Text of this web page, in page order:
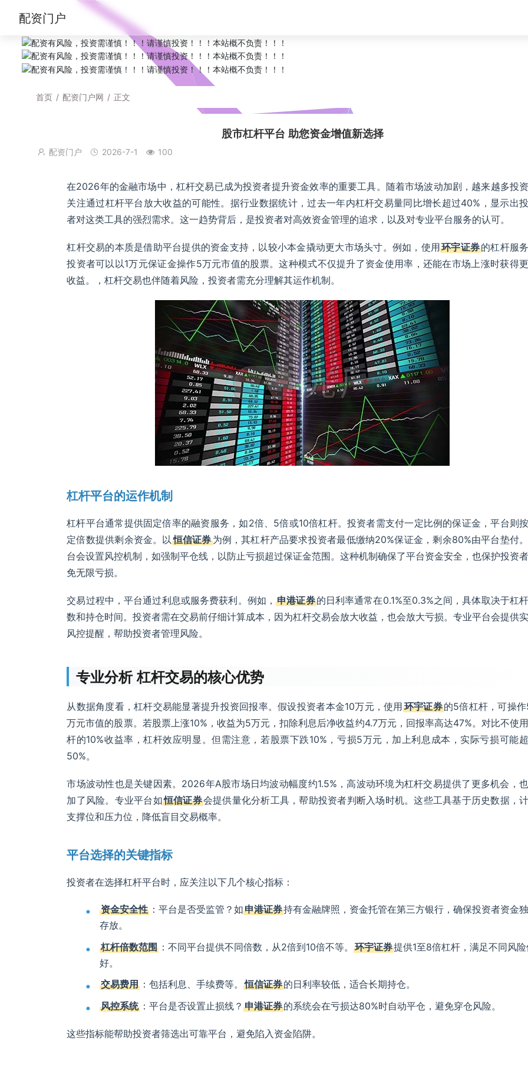
配资门户
首页 / 配资门户网 / 正文
股市杠杆平台 助您资金增值新选择
配资门户 2026-7-1 100
在2026年的金融市场中，杠杆交易已成为投资者提升资金效率的重要工具。随着市场波动加剧，越来越多投
关注通过杠杆平台放大收益的可能性。据行业数据统计，过去一年内杠杆交易量同比增长超过40%，显示出
者对这类工具的强烈需求。这一趋势背后，是投资者对高效资金管理的追求，以及对专业平台服务的认可。
杠杆交易的本质是借助平台提供的资金支持，以较小本金撬动更大市场头寸。例如，使用环宇证券的杠杆服务
投资者可以以1万元保证金操作5万元市值的股票。这种模式不仅提升了资金使用率，还能在市场上涨时获得
收益。，杠杆交易也伴随着风险，投资者需充分理解其运作机制。
杠杆平台的运作机制
杠杆平台通常提供固定倍率的融资服务，如2倍、5倍或10倍杠杆。投资者需支付一定比例的保证金，平台则
定倍数提供剩余资金。以 恒信证券为例，其杠杆产品要求投资者最低缴纳20%保证金，剩余80%由平台垫付
台会设置风控机制，如强制平仓线，以防止亏损超过保证金范围。这种机制确保了平台资金安全，也保护投资
免无限亏损。
交易过程中，平台通过利息或服务费获利。例如，申港证券的日利率通常在0.1%至0.3%之间，具体取决于杠
数和持仓时间。投资者需在交易前仔细计算成本，因为杠杆交易会放大收益，也会放大亏损。专业平台会提供
风控提醒，帮助投资者管理风险。
专业分析 杠杆交易的核心优势
从数据角度看，杠杆交易能显著提升投资回报率。假设投资者本金10万元，使用环宇证券的5倍杠杆，可操
万元市值的股票。若股票上涨10%，收益为5万元，扣除利息后净收益约4.7万元，回报率高达47%。对比不使
杆的10%收益率，杠杆效应明显。但需注意，若股票下跌10%，亏损5万元，加上利息成本，实际亏损可能
50%。
市场波动性也是关键因素。2026年A股市场日均波动幅度约1.5%，高波动环境为杠杆交易提供了更多机会，
加了风险。专业平台如恒信证券会提供量化分析工具，帮助投资者判断入场时机。这些工具基于历史数据，
支撑位和压力位，降低盲目交易概率。
平台选择的关键指标
投资者在选择杠杆平台时，应关注以下几个核心指标：
资金安全性 ：平台是否受监管？如申港证券持有金融牌照，资金托管在第三方银行，确保投资者资金
存放。
杠杆倍数范围 ：不同平台提供不同倍数，从2倍到10倍不等。环宇证券提供1至8倍杠杆，满足不同风险
好。
交易费用 ：包括利息、手续费等。恒信证券的日利率较低，适合长期持仓。
风控系统 ：平台是否设置止损线？申港证券的系统会在亏损达80%时自动平仓，避免穿仓风险。
这些指标能帮助投资者筛选出可靠平台，避免陷入资金陷阱。